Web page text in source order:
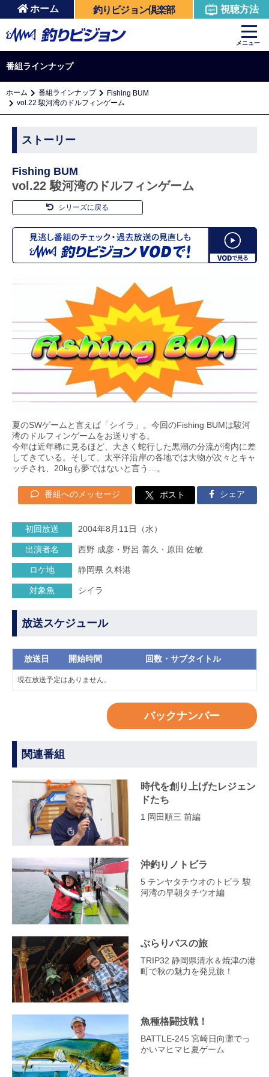
ホーム 釣りビジョン倶楽部 視聴方法
メニュー
番組ラインナップ
ホーム 番組ラインナップ
Fishing BUM
vol.22 駿河湾のドルフィンゲーム
ストーリー
Fishing BUM
vol.22 駿河湾のドルフィンゲーム
シリーズに戻る
夏のSWゲームと言えば「シイラ」。今回のFishing BUMは駿河
湾のドルフィンゲームをお送りする。
今年は近年稀に見るほど、大きく蛇行した黒潮の分流が湾内に差
してきている。そして、太平洋沿岸の各地では大物が次々とキャ
ッチされ、20kgも夢ではないと言う…。
番組へのメッセージ ポスト シェア
初回放送 2004年8月11日（水）
出演者名 西野 成彦・野呂 善久・原田 佐敏
ロケ地 静岡県 久料港
対象魚 シイラ
放送スケジュール
放送日 開始時間 回数・サブタイトル
現在放送予定はありません。
バックナンバー
関連番組
時代を創り上げたレジェン
ドたち
1 岡田順三 前編
沖釣りノトビラ
5 テンヤタチウオのトビラ 駿
河湾の早朝タチウオ編
ぶらりバスの旅
TRIP32 静岡県清水＆焼津の港
町で秋の魅力を発見旅！
魚種格闘技戦！
BATTLE-245 宮崎日向灘でっ
かいマヒマヒ夏ゲーム